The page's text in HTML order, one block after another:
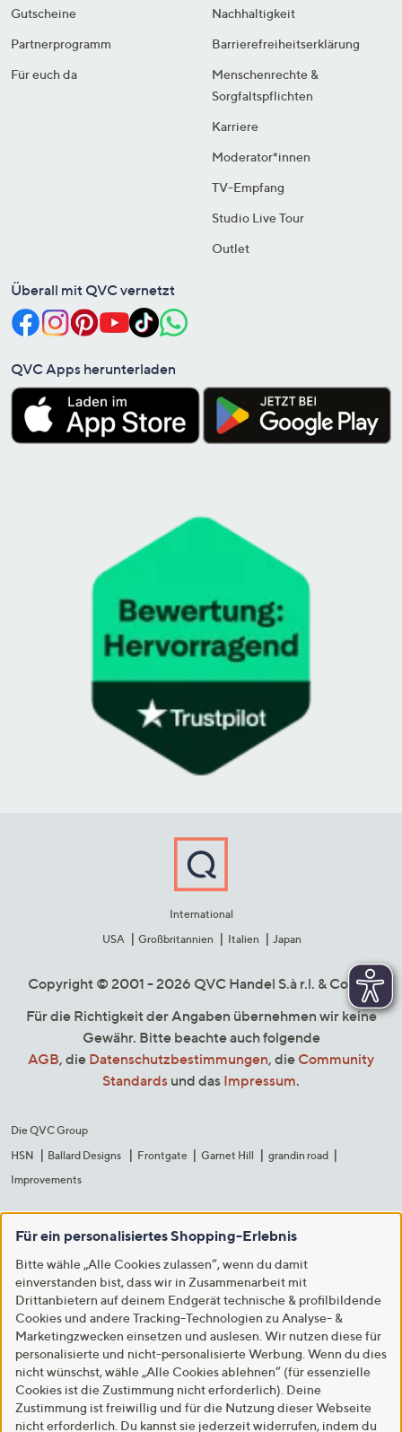
Gutscheine
Partnerprogramm
Für euch da
Nachhaltigkeit
Barrierefreiheitserklärung
Menschenrechte &
Sorgfaltspflichten
Karriere
Moderator*innen
TV-Empfang
Studio Live Tour
Outlet
Überall mit QVC vernetzt
QVC Apps herunterladen
International
USA
Großbritannien Italien Japan
Copyright © 2001 - 2026 QVC Handel S.à r.l. & Co. KG
Für die Richtigkeit der Angaben übernehmen wir keine
Gewähr. Bitte beachte auch folgende
AGB, die Datenschutzbestimmungen, die Community
Standards und das Impressum.
Die QVC Group
HSN
Ballard Designs Frontgate Garnet Hill
grandin road
Improvements
Für ein personalisiertes Shopping-Erlebnis
Bitte wähle „Alle Cookies zulassen“, wenn du damit
einverstanden bist, dass wir in Zusammenarbeit mit
Drittanbietern auf deinem Endgerät technische & profilbildende
Cookies und andere Tracking-Technologien zu Analyse- &
Marketingzwecken einsetzen und auslesen. Wir nutzen diese für
personalisierte und nicht-personalisierte Werbung. Wenn du dies
nicht wünschst, wähle „Alle Cookies ablehnen“ (für essenzielle
Cookies ist die Zustimmung nicht erforderlich). Deine
Zustimmung ist freiwillig und für die Nutzung dieser Webseite
nicht erforderlich. Du kannst sie jederzeit widerrufen, indem du